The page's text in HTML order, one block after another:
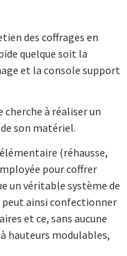
des coffrages en
quelque soit la
et la console support
à réaliser un
son matériel.
(réhausse,
pour coffrer
un véritable système de
peut ainsi confectionner
et ce, sans aucune
hauteurs modulables,